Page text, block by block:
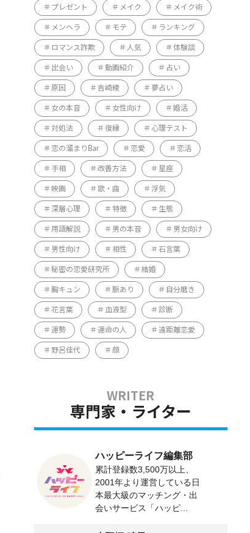
プレゼント メイク メイク術
メンヘラ モテ ランキング
ロマンス詐欺 人気 体験談
出会い 動画紹介 占い
原因 吉崎綾 夢占い
女の本音 女性向け 婚活
対処法 復縁 心理テスト
恋の溜まりBar 恋愛 恋活
手相 改善方法 星座
映画 歌・曲 浮気
深層心理 特徴 生態
用語解説 男の本音 男女向け
男性向け 相性 石言葉
秘密の恋愛研究所 結婚
胸キュン 脈あり 自分磨き
花言葉 血液型 診断
運勢 運命の人 遠距離恋愛
野呂佳代 顔
専門家・ライター
ハッピーライフ編集部
累計登録数3,500万以上、
2001年より運営している日
本最大級のマッチング・出
会いサービス「ハッピ...